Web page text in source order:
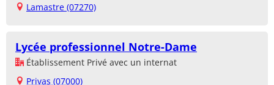
Lamastre (07270)
Lycée professionnel Notre-Dame
Établissement Privé avec un internat
Privas (07000)